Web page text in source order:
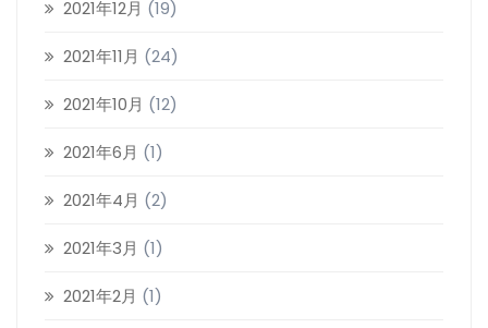
2021年12月 (19)
2021年11月 (24)
2021年10月 (12)
2021年6月 (1)
2021年4月 (2)
2021年3月 (1)
2021年2月 (1)